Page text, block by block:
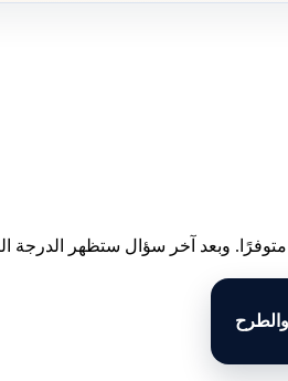
وبعد آخر سؤال ستظهر الدرجة
والطرح